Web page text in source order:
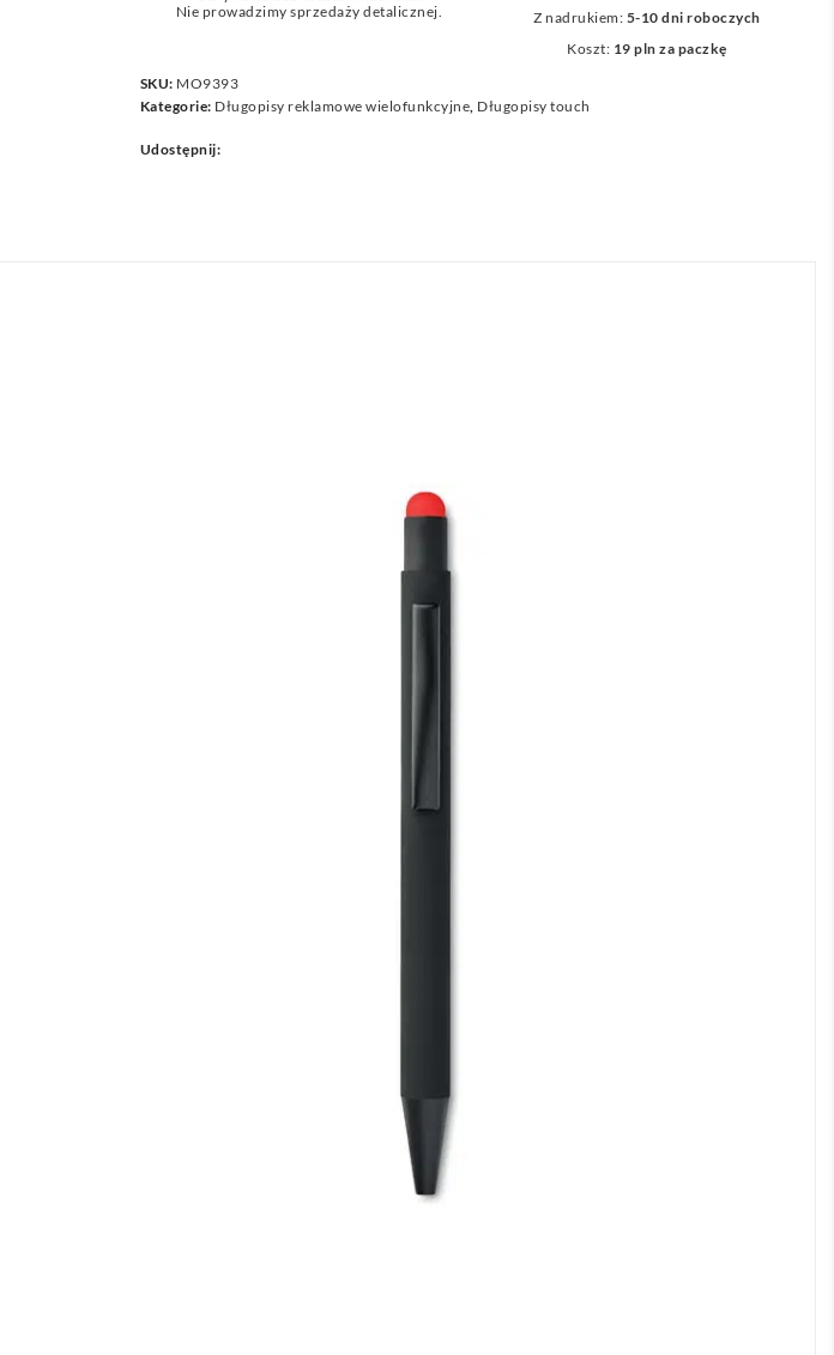
Nie prowadzimy sprzedaży detalicznej.
Z nadrukiem: 5-10 dni roboczych
Koszt: 19 pln za paczkę
SKU: MO9393
Kategorie: Długopisy reklamowe wielofunkcyjne Długopisy touch
Udostępnij: